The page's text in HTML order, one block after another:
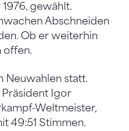
gewählt.
Abschneiden
Ob er weiterhin
offen.
Neuwahlen statt.
Igor
Weltmeister,
49:51 Stimmen.